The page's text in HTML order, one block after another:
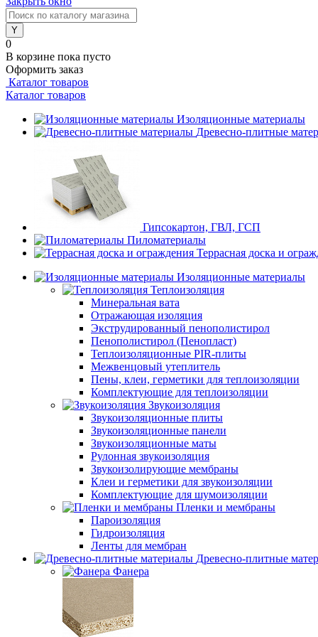
0
В корзине пока пусто
Оформить заказ
Каталог товаров
Каталог товаров
Изоляционные материалы
Древесно-плитные
Гипсокартон, ГВЛ, ГСП
Пиломатериалы
Террасная доска и
Изоляционные материалы
Теплоизоляция
Минеральная вата
Отражающая изоляция
Экструдированный пенополистирол
Пенополистирол (Пенопласт)
Теплоизоляционные PIR-плиты
Межвенцовый утеплитель
Пены, клеи, герметики для теплоизоляции
Комплектующие для теплоизоляции
Звукоизоляция
Звукоизоляционные плиты
Звукоизоляционные панели
Звукоизоляционные маты
Рулонная звукоизоляция
Звукоизолирующие мембраны
Клеи и герметики для звукоизоляции
Комплектующие для шумоизоляции
Пленки и мембраны
Пароизоляция
Гидроизоляция
Ленты для мембран
Древесно-плитные
Фанера